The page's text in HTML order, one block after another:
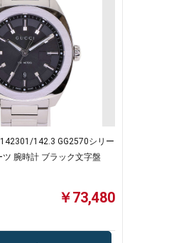
142.3 GG2570シリー
ツ 腕時計 ブラック文字盤
￥73,480